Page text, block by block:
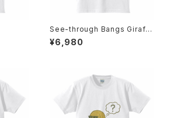
See-through Bangs Giraff
e
¥6,980